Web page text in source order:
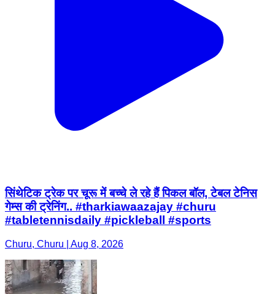
सिंथेटिक ट्रेक पर चूरू में बच्चे ले रहे हैं पिकल बॉल, टेबल टेनिस
गेम्स की ट्रेनिंग.. #tharkiawaazajay #churu
#tabletennisdaily #pickleball #sports
Churu, Churu | Aug 8, 2026